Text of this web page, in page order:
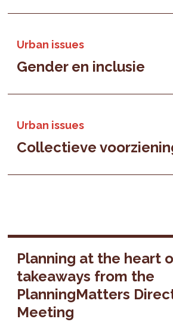
Urban issues
Gender en inclusie
Urban issues
Collectieve
Planning at the heart
takeaways from the
PlanningMatters
Meeting